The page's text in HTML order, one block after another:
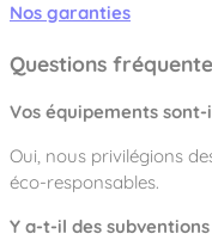
Nos garanties
Questions
Vos équipements
Oui, nous privilégions
éco-responsables.
Y a-t-il des